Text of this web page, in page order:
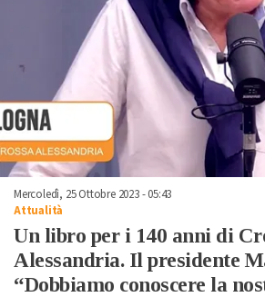
Mercoledì, 25 Ottobre 2023 - 05:43
Attualità
Un libro per i 140 anni di
Alessandria. Il presidente
“Dobbiamo conoscere la